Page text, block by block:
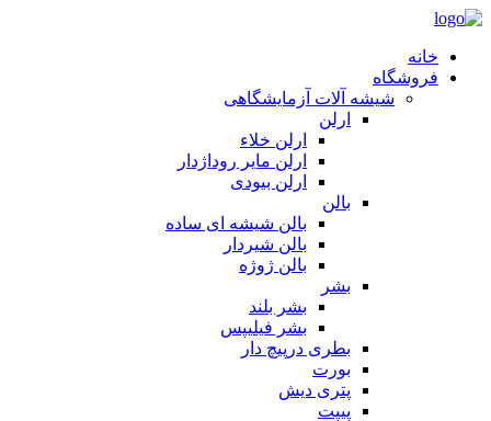
خانه
فروشگاه
شیشه آلات آزمایشگاهی
ارلن
ارلن خلاء
ارلن مایر روداژدار
ارلن بیودی
بالن
بالن شیشه ای ساده
بالن شیردار
بالن ژوژه
بشر
بشر بلند
بشر فیلیپس
بطری درپیچ دار
بورت
پتری دیش
پیپت